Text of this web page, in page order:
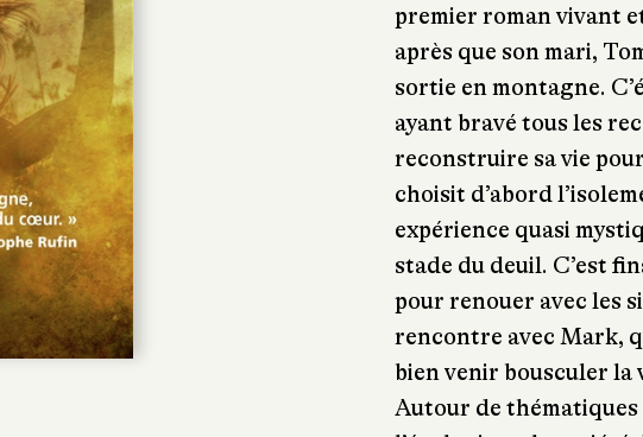
premier roman vivant
après que son mari,
sortie en montagne.
ayant bravé tous les
reconstruire sa vie
choisit d’abord
expérience quasi
stade du deuil. C’est
pour renouer avec les
rencontre avec Mark,
bien venir bousculer la
Autour de